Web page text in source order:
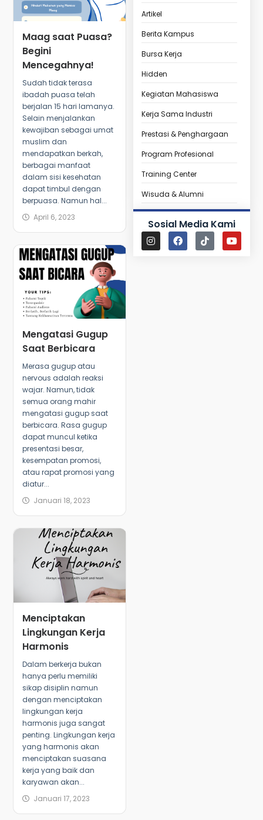
Maag saat Puasa?
Begini
Mencegahnya!
Sudah tidak terasa
ibadah puasa telah
berjalan 15 hari lamanya.
Selain menjalankan
kewajiban sebagai umat
muslim dan
mendapatkan berkah,
berbagai manfaat
dalam sisi kesehatan
dapat timbul dengan
berpuasa. Namun hal...
April 6, 2023
Mengatasi Gugup
Saat Berbicara
Merasa gugup atau
nervous adalah reaksi
wajar. Namun, tidak
semua orang mahir
mengatasi gugup saat
berbicara. Rasa gugup
dapat muncul ketika
presentasi besar,
kesempatan promosi,
atau rapat promosi yang
diatur...
Januari 18, 2023
Menciptakan
Lingkungan Kerja
Harmonis
Dalam berkerja bukan
hanya perlu memiliki
sikap disiplin namun
dengan menciptakan
lingkungan kerja
harmonis juga sangat
penting. Lingkungan kerja
yang harmonis akan
menciptakan suasana
kerja yang baik dan
karyawan akan...
Januari 17, 2023
Artikel
Berita Kampus
Bursa Kerja
Hidden
Kegiatan Mahasiswa
Kerja Sama Industri
Prestasi & Penghargaan
Program Profesional
Training Center
Wisuda & Alumni
Sosial Media Kami